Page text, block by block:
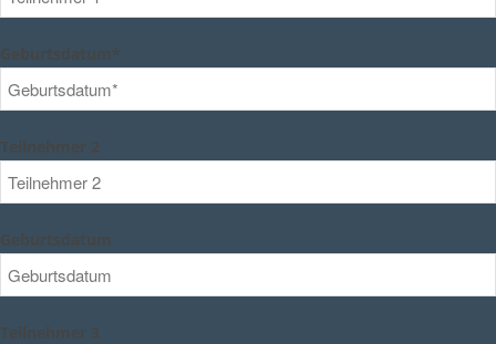
Geburtsdatum*
Teilnehmer 2
Geburtsdatum
Teilnehmer 3